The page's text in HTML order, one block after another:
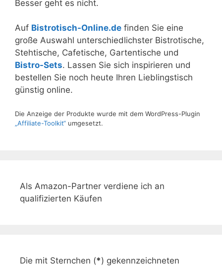
Besser geht es nicht.
Auf Bistrotisch-Online.de finden Sie eine
große Auswahl unterschiedlichster Bistrotische,
Stehtische, Cafetische, Gartentische und
Bistro-Sets. Lassen Sie sich inspirieren und
bestellen Sie noch heute Ihren Lieblingstisch
günstig online.
Die Anzeige der Produkte wurde mit dem WordPress-Plugin
„Affiliate-Toolkit“ umgesetzt.
Als Amazon-Partner verdiene ich an
qualifizierten Käufen
Die mit Sternchen (*) gekennzeichneten